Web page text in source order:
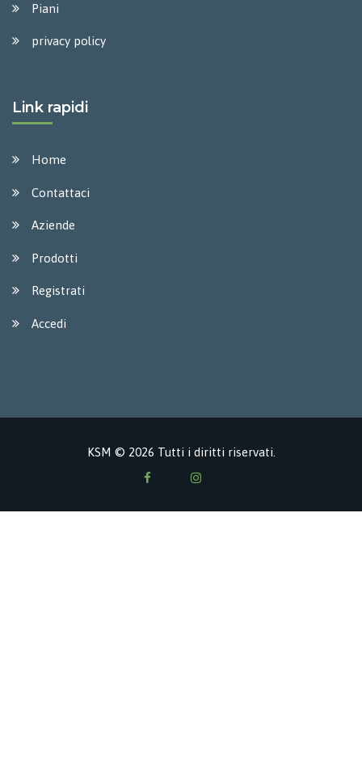
Piani
privacy policy
Link rapidi
Home
Contattaci
Aziende
Prodotti
Registrati
Accedi
KSM © 2026 Tutti i diritti riservati.